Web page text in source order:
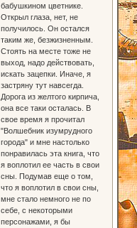
бабушкином цветнике.
Открыл глаза, нет, не
получилось. Он остался
таким же, безжизненным.
Стоять на месте тоже не
выход, надо действовать,
искать зацепки. Иначе, я
застряну тут навсегда.
Дорога из желтого кирпича,
она все таки осталась. В
свое время я прочитал
"Волшебник изумрудного
города" и мне настолько
понравилась эта книга, что
я воплотил ее часть в свои
сны. Подумав еще о том,
что я воплотил в свои сны,
мне стало немного не по
себе, с некоторыми
персонажами, я бы